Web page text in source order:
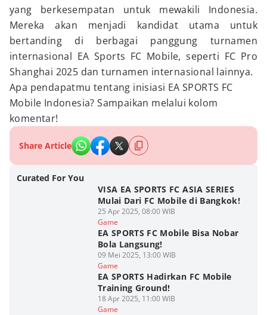
yang berkesempatan untuk mewakili Indonesia.
Mereka akan menjadi kandidat utama untuk
bertanding di berbagai panggung turnamen
internasional EA Sports FC Mobile, seperti FC Pro
Shanghai 2025 dan turnamen internasional lainnya.
Apa pendapatmu tentang inisiasi EA SPORTS FC
Mobile Indonesia? Sampaikan melalui kolom
komentar!
Share Article
Curated For You
VISA EA SPORTS FC ASIA SERIES
Mulai Dari FC Mobile di Bangkok!
25 Apr 2025, 08:00 WIB
Game
EA SPORTS FC Mobile Bisa Nobar
Bola Langsung!
09 Mei 2025, 13:00 WIB
Game
EA SPORTS Hadirkan FC Mobile
Training Ground!
18 Apr 2025, 11:00 WIB
Game